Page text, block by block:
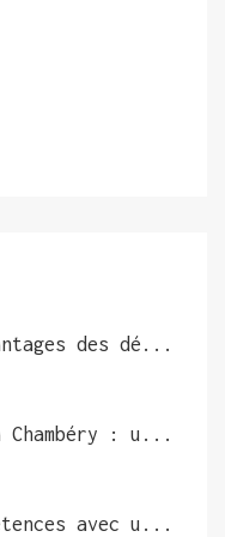
des dé...
: u...
avec u...